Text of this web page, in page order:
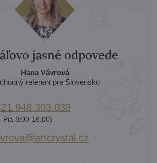
jasné odpovede
Hana Vávrová
referent pre Slovensko
948 303 039
Pia 8:00-16:00)